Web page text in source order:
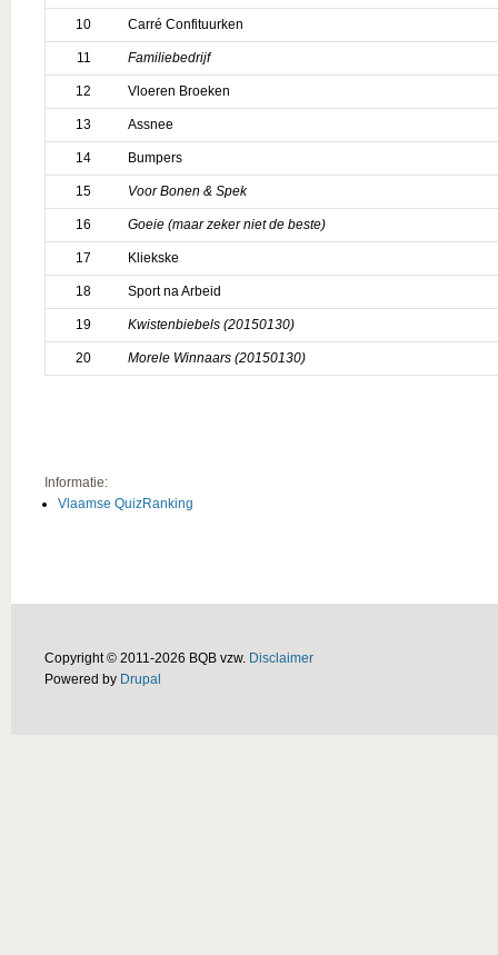
10 Carré Confituurken
11 Familiebedrijf
12 Vloeren Broeken
13 Assnee
14 Bumpers
15 Voor Bonen & Spek
16 Goeie (maar zeker niet de beste)
17 Kliekske
18 Sport na Arbeid
19 Kwistenbiebels (20150130)
20 Morele Winnaars (20150130)
Informatie:
Vlaamse QuizRanking
Copyright © 2011-2026 BQB vzw. Disclaimer
Powered by Drupal